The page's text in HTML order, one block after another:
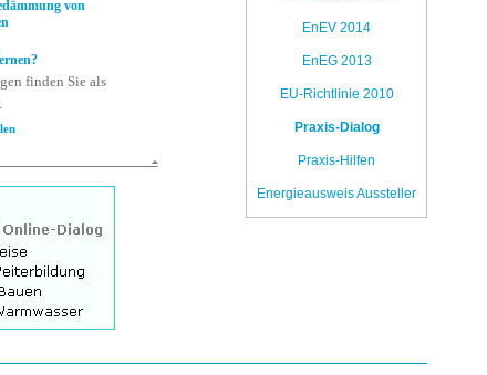
von
finden Sie als
EnEV 2014
EnEG 2013
EU-Richtlinie 2010
Praxis-Dialog
Praxis-Hilfen
Energieausweis Aussteller